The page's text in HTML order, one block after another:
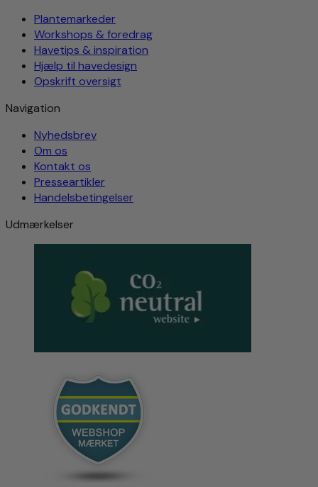
Plantemarkeder
Workshops & foredrag
Havetips & inspiration
Hjælp til havedesign
Opskrift oversigt
Navigation
Nyhedsbrev
Om os
Kontakt os
Presseartikler
Handelsbetingelser
Udmærkelser